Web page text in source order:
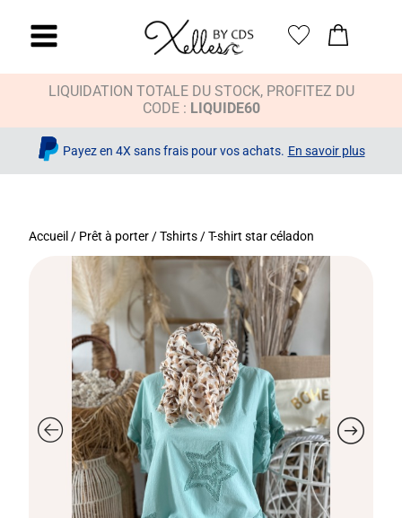
LIQUIDATION TOTALE DU STOCK, PROFITEZ DU
CODE : LIQUIDE60
Payez en 4X sans frais pour vos achats. En savoir plus
Accueil / Prêt à porter /Tshirts / T-shirt star céladon